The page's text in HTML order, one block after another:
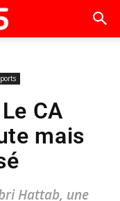
CA
mais
Hattab, une